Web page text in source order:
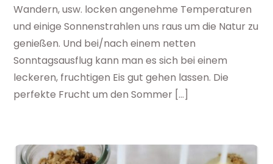
Wandern, usw. locken angenehme Temperaturen
und einige Sonnenstrahlen uns raus um die Natur zu
genießen. Und bei/nach einem netten
Sonntagsausflug kann man es sich bei einem
leckeren, fruchtigen Eis gut gehen lassen. Die
perfekte Frucht um den Sommer […]